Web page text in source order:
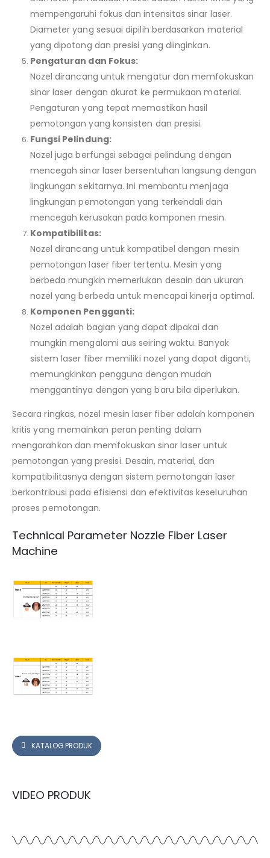
mempengaruhi fokus dan intensitas sinar laser.
Diameter yang sesuai dipilih berdasarkan material
yang dipotong dan presisi yang diinginkan.
Pengaturan dan Fokus:
Nozel dirancang untuk mengatur dan memfokuskan
sinar laser dengan akurat ke permukaan material.
Pengaturan yang tepat memastikan hasil
pemotongan yang konsisten dan presisi.
Fungsi Pelindung:
Nozel juga berfungsi sebagai pelindung dengan
mencegah sinar laser bersentuhan langsung dengan
lingkungan sekitarnya. Ini membantu menjaga
lingkungan pemotongan yang terkendali dan
mencegah kerusakan pada komponen mesin.
Kompatibilitas:
Nozel dirancang untuk kompatibel dengan mesin
pemotongan laser fiber tertentu. Mesin yang
berbeda mungkin memerlukan desain dan ukuran
nozel yang berbeda untuk mencapai kinerja optimal.
Komponen Pengganti:
Nozel adalah bagian yang dapat dipakai dan
mungkin mengalami aus seiring waktu. Banyak
sistem laser fiber memiliki nozel yang dapat diganti,
memungkinkan pengguna dengan mudah
menggantinya dengan yang baru bila diperlukan.
Secara ringkas, nozel mesin laser fiber adalah komponen
kritis yang memainkan peran penting dalam
mengarahkan dan memfokuskan sinar laser untuk
pemotongan yang presisi. Desain, material, dan
kompatibilitasnya dengan sistem pemotongan laser
berkontribusi pada efisiensi dan efektivitas keseluruhan
proses pemotongan.
Technical Parameter Nozzle Fiber Laser
Machine
KATALOG PRODUK
VIDEO PRODUK